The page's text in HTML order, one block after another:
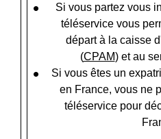
Si vous partez vous
téléservice vous
départ à la caisse
(CPAM) et au
Si vous êtes un
en France, vous ne
téléservice pour